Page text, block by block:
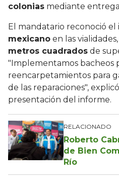
colonias mediante
El mandatario reconoció el
mexicano en las
metros cuadrados de
"Implementamos bacheos
reencarpetamientos para
de las reparaciones",
presentación del informe.
RELACIONADO
Roberto
de Bien
Río